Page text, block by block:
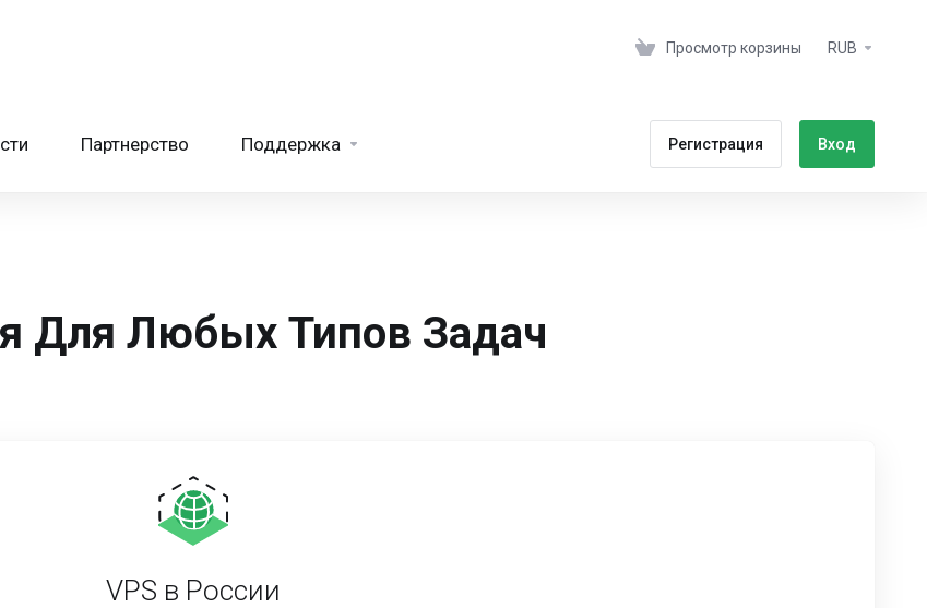
Просмотр корзины RUB
Партнерство Поддержка Регистрация Вход
Для Любых Типов Задач
VPS в России